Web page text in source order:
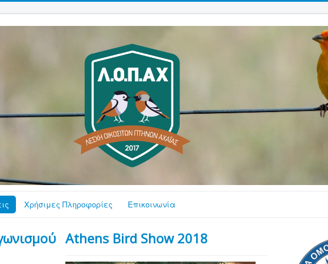
Χρήσιμες Πληροφορίες Επικοινωνία
Athens Bird Show 2018